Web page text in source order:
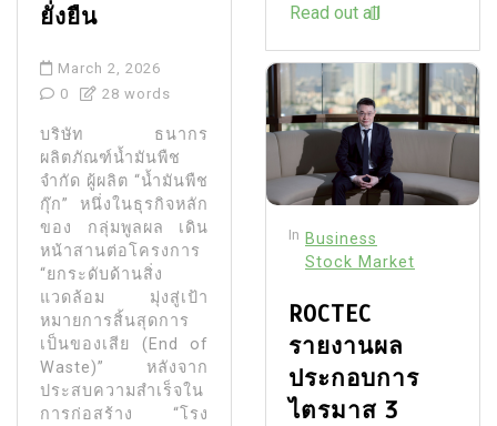
ยั่งยืน
March 2, 2026
0
28 words
บริษัท ธนากร
ผลิตภัณฑ์น้ำมันพืช
จำกัด ผู้ผลิต “น้ำมันพืช
กุ๊ก” หนึ่งในธุรกิจหลัก
ของ กลุ่มพูลผล เดิน
หน้าสานต่อโครงการ
“ยกระดับด้านสิ่ง
แวดล้อม มุ่งสู่เป้า
หมายการสิ้นสุดการ
เป็นของเสีย (End of
Waste)” หลังจาก
ประสบความสำเร็จใน
การก่อสร้าง “โรง
Read out all
In Business
Stock Market
ROCTEC
รายงานผล
ประกอบการ
ไตรมาส 3